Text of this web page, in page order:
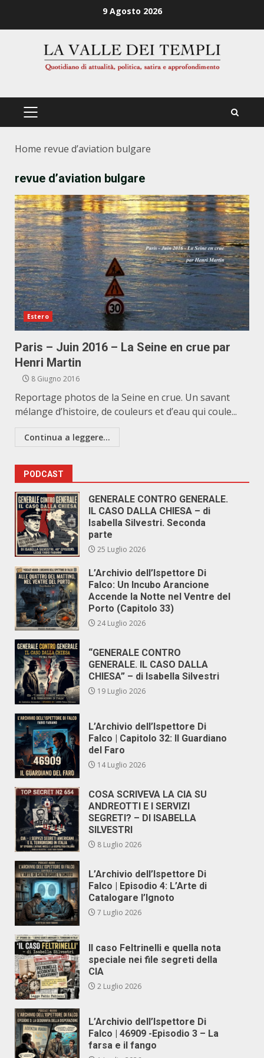
9 Agosto 2026
PRIMÄRES
Home revue d’aviation bulgare
revue d’aviation bulgare
Estero
Paris – Juin 2016 – La Seine en crue par
Henri Martin
8 Giugno 2016
Reportage photos de la Seine en crue. Un savant
mélange d’histoire, de couleurs et d’eau qui coule...
Continua a leggere...
PODCAST
GENERALE CONTRO GENERALE.
IL CASO DALLA CHIESA – di
Isabella Silvestri. Seconda
parte
25 Luglio 2026
L’Archivio dell’Ispettore Di
Falco: Un Incubo Arancione
Accende la Notte nel Ventre del
Porto (Capitolo 33)
24 Luglio 2026
“GENERALE CONTRO
GENERALE. IL CASO DALLA
CHIESA” – di Isabella Silvestri
19 Luglio 2026
L’Archivio dell’Ispettore Di
Falco | Capitolo 32: Il Guardiano
del Faro
14 Luglio 2026
COSA SCRIVEVA LA CIA SU
ANDREOTTI E I SERVIZI
SEGRETI? – DI ISABELLA
SILVESTRI
8 Luglio 2026
L’Archivio dell’Ispettore Di
Falco | Episodio 4: L’Arte di
Catalogare l’Ignoto
7 Luglio 2026
Il caso Feltrinelli e quella nota
speciale nei file segreti della
CIA
2 Luglio 2026
L’Archivio dell’Ispettore Di
Falco | 46909 -Episodio 3 – La
farsa e il fango